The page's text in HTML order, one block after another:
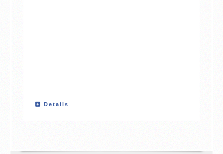
Details